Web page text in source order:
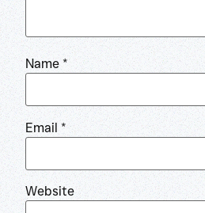
Name *
Email *
Website